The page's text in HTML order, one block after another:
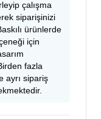
çalışma
siparişinizi
ürünlerde
için
fazla
ayrı sipariş